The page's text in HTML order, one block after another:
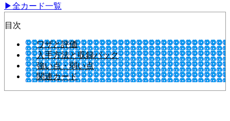
▶全カード一覧
目次
ワザと評価
入手方法と収録パック
強い点・弱い点
関連カード